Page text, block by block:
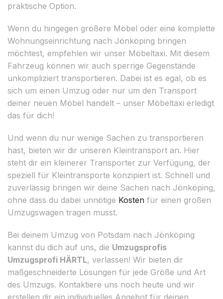
praktische Option.
Wenn du hingegen größere Möbel oder eine komplette
Wohnungseinrichtung nach Jönköping bringen
möchtest, empfehlen wir unser Möbeltaxi. Mit diesem
Fahrzeug können wir auch sperrige Gegenstände
unkompliziert transportieren. Dabei ist es egal, ob es
sich um einen Umzug oder nur um den Transport
deiner neuen Möbel handelt – unser Möbeltaxi erledigt
das für dich!
Und wenn du nur wenige Sachen zu transportieren
hast, bieten wir dir unseren Kleintransport an. Hier
steht dir ein kleinerer Transporter zur Verfügung, der
speziell für Kleintransporte konzipiert ist. Schnell und
zuverlässig bringen wir deine Sachen nach Jönköping,
ohne dass du dabei unnötige Kosten für einen großen
Umzugswagen tragen musst.
Bei deinem Umzug von Potsdam nach Jönköping
kannst du dich auf uns, die Umzugsprofis
Umzugsprofi HÄRTL, verlassen! Wir bieten dir
maßgeschneiderte Lösungen für jede Größe und Art
des Umzugs. Kontaktiere uns noch heute und wir
erstellen dir ein individuelles Angebot für deinen